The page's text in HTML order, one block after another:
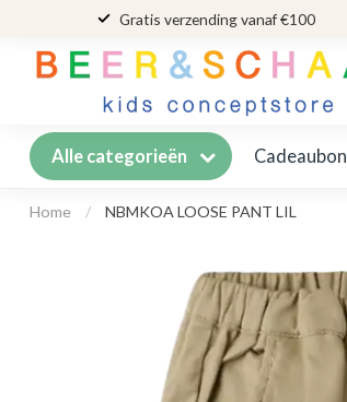
Gratis verzending vanaf €100
Alle categorieën Cadeaubon
Home / NBMKOA LOOSE PANT LIL